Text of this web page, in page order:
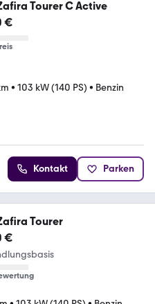
Tourer C Active
€
• 103 kW (140 PS) • Benzin
Kontakt Parken
Tourer
€